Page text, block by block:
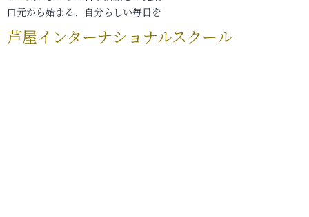
口元から始まる、自分らしい毎日を
芦屋インターナショナルスクール